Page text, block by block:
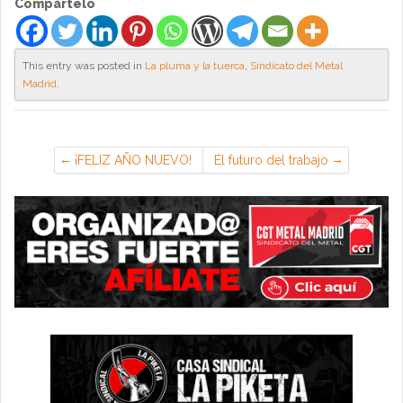
Compártelo
This entry was posted in La pluma y la tuerca Sindicato del Metal
Madrid
¡FELIZ AÑO NUEVO! El futuro del trabajo